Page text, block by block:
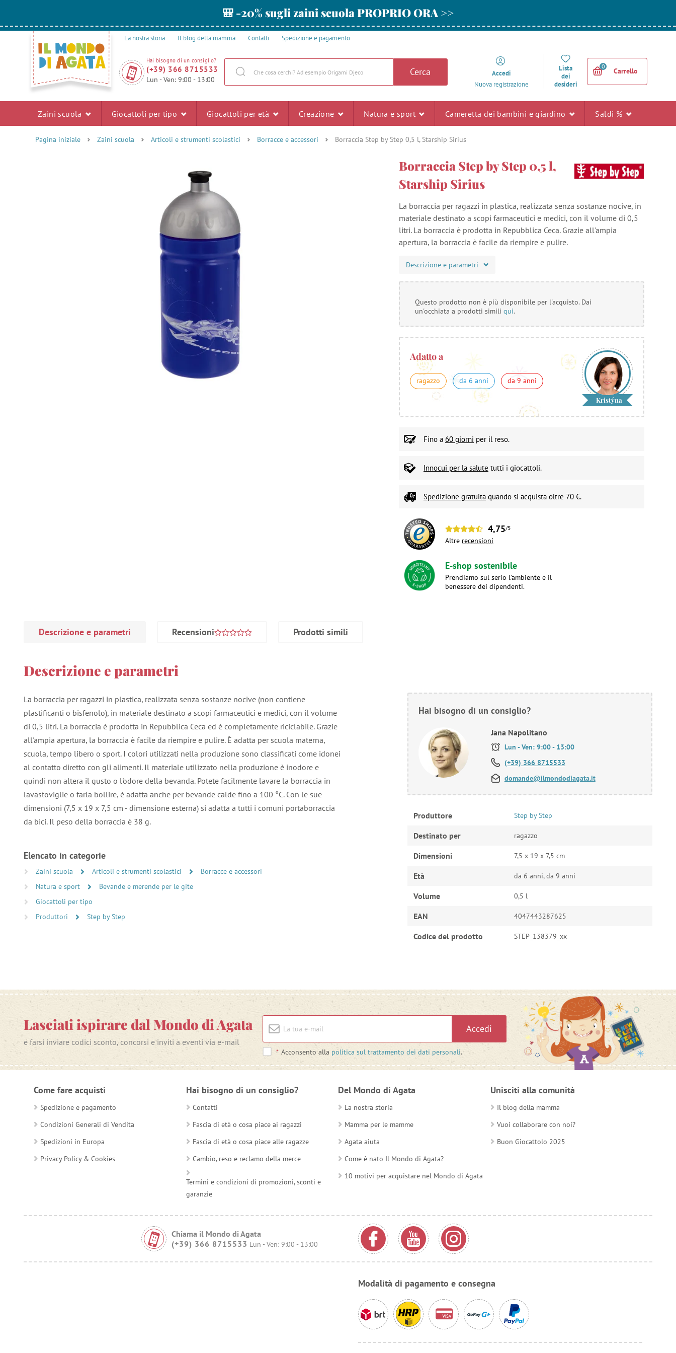
🎒 -20% sugli zaini scuola PROPRIO ORA >>
La nostra storia Il blog della mamma Contatti Spedizione e pagamento
Hai bisogno di un consiglio?
(+39) 366 8715533
Lun - Ven: 9:00 - 13:00
Cerca
Accedi
Nuova registrazione
Lista
dei
desideri
0
Carrello
Zaini scuola Giocattoli per tipo Giocattoli per età Creazione Natura e sport Cameretta dei bambini e giardino Saldi %
Pagina iniziale Zaini scuola Articoli e strumenti scolastici Borracce e accessori Borraccia Step by Step 0,5 l, Starship Sirius
Borraccia Step by Step 0,5 l,
Starship Sirius
La borraccia per ragazzi in plastica, realizzata senza sostanze nocive, in
materiale destinato a scopi farmaceutici e medici, con il volume di 0,5
litri. La borraccia è prodotta in Repubblica Ceca. Grazie all'ampia
apertura, la borraccia è facile da riempire e pulire.
Descrizione e parametri
Questo prodotto non è più disponibile per l'acquisto. Dai
un'occhiata a prodotti simili qui.
Adatto a
ragazzo da 6 anni da 9 anni
Kristýna
Fino a 60 giorni per il reso.
Innocui per la salute tutti i giocattoli.
Spedizione gratuita quando si acquista oltre 70 €.
4,75/5
Altre recensioni
E-shop sostenibile
Prendiamo sul serio l'ambiente e il
benessere dei dipendenti.
Descrizione e parametri Recensioni Prodotti simili
Descrizione e parametri
La borraccia per ragazzi in plastica, realizzata senza sostanze nocive (non contiene
plastificanti o bisfenolo), in materiale destinato a scopi farmaceutici e medici, con il volume
di 0,5 litri. La borraccia è prodotta in Repubblica Ceca ed è completamente riciclabile. Grazie
all'ampia apertura, la borraccia è facile da riempire e pulire. È adatta per scuola materna,
scuola, tempo libero o sport. I colori utilizzati nella produzione sono classificati come idonei
al contatto diretto con gli alimenti. Il materiale utilizzato nella produzione è inodore e
quindi non altera il gusto o l'odore della bevanda. Potete facilmente lavare la borraccia in
lavastoviglie o farla bollire, è adatta anche per bevande calde fino a 100 °C. Con le sue
dimensioni (7,5 x 19 x 7,5 cm - dimensione esterna) si adatta a tutti i comuni portaborraccia
da bici. Il peso della borraccia è 38 g.
Elencato in categorie
Zaini scuola Articoli e strumenti scolastici
Borracce e accessori
Natura e sport
Bevande e merende per le gite
Giocattoli per tipo
Produttori
Step by Step
Hai bisogno di un consiglio?
Jana Napolitano
Lun - Ven: 9:00 - 13:00
(+39) 366 8715533
domande@ilmondodiagata.it
Produttore Step by Step
Destinato per ragazzo
Dimensioni 7,5 x 19 x 7,5 cm
Età da 6 anni, da 9 anni
Volume 0,5 l
EAN 4047443287625
Codice del prodotto STEP_138379_xx
Lasciati ispirare dal Mondo di Agata
e farsi inviare codici sconto, concorsi e inviti a eventi via e-mail
Accedi
* Acconsento alla politica sul trattamento dei dati personali.
Come fare acquisti
Spedizione e pagamento
Condizioni Generali di Vendita
Spedizioni in Europa
Privacy Policy & Cookies
Hai bisogno di un consiglio?
Contatti
Fascia di età o cosa piace ai ragazzi
Fascia di età o cosa piace alle ragazze
Cambio, reso e reclamo della merce
Termini e condizioni di promozioni, sconti e
garanzie
Del Mondo di Agata
La nostra storia
Mamma per le mamme
Agata aiuta
Come è nato Il Mondo di Agata?
10 motivi per acquistare nel Mondo di Agata
Unisciti alla comunità
Il blog della mamma
Vuoi collaborare con noi?
Buon Giocattolo 2025
Chiama il Mondo di Agata
(+39) 366 8715533 Lun - Ven: 9:00 - 13:00
Modalità di pagamento e consegna